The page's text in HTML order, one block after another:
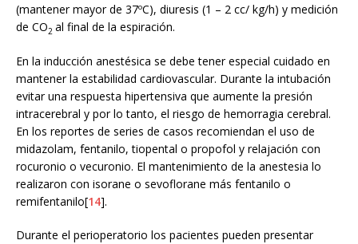
(mantener mayor de 37ºC), diuresis (1 – 2 cc/ kg/h) y medición
de CO2 al final de la espiración.
En la inducción anestésica se debe tener especial cuidado en
mantener la estabilidad cardiovascular. Durante la intubación
evitar una respuesta hipertensiva que aumente la presión
intracerebral y por lo tanto, el riesgo de hemorragia cerebral.
En los reportes de series de casos recomiendan el uso de
midazolam, fentanilo, tiopental o propofol y relajación con
rocuronio o vecuronio. El mantenimiento de la anestesia lo
realizaron con isorane o sevoflorane más fentanilo o
remifentanilo[14].
Durante el perioperatorio los pacientes pueden presentar